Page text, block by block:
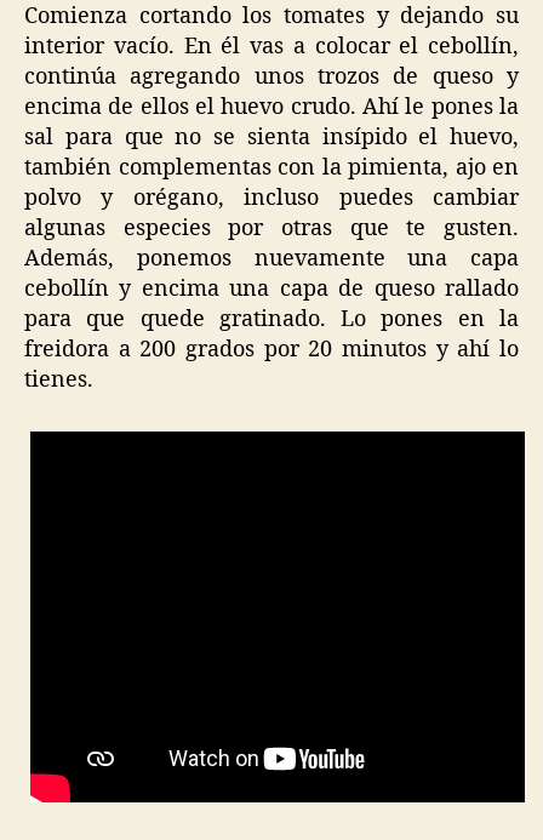
Comienza cortando los tomates y dejando su
interior vacío. En él vas a colocar el cebollín,
continúa agregando unos trozos de queso y
encima de ellos el huevo crudo. Ahí le pones la
sal para que no se sienta insípido el huevo,
también complementas con la pimienta, ajo en
polvo y orégano, incluso puedes cambiar
algunas especies por otras que te gusten.
Además, ponemos nuevamente una capa
cebollín y encima una capa de queso rallado
para que quede gratinado. Lo pones en la
freidora a 200 grados por 20 minutos y ahí lo
tienes.